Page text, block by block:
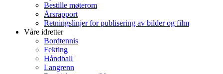
Bestille møterom
Årsrapport
Retningslinjer for publisering av bilder og film
Våre idretter
Bordtennis
Fekting
Håndball
Langrenn